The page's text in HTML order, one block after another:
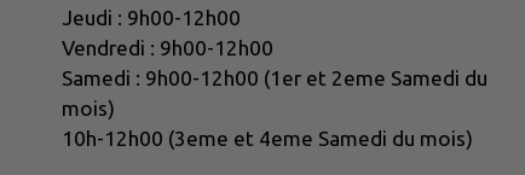
Jeudi : 9h00-12h00
Vendredi : 9h00-12h00
Samedi : 9h00-12h00 (1er et 2eme Samedi du
mois)
10h-12h00 (3eme et 4eme Samedi du mois)